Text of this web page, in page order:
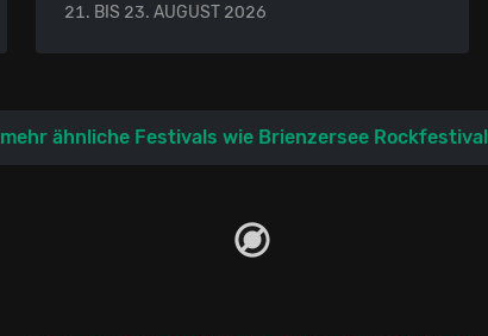
21. BIS 23. AUGUST 2026
mehr ähnliche Festivals wie Brienzersee Rockfestival